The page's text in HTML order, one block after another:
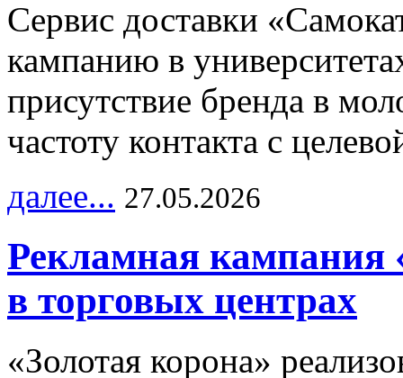
Сервис доставки
кампанию в
присутствие бренда в
частоту контакта с
далее... 27.05.2026
Рекламная кампания
в торговых центрах
«Золотая корона»